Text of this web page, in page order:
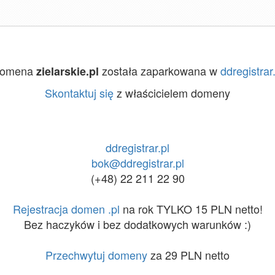
zielarskie.pl została zaparkowana w
Skontaktuj sięz właścicielem domeny
ddregistrar.pl
bok@ddregistrar.pl
(+48) 22 211 22 90
Rejestracja domen .pl na rok TYLKO 15 PLN netto!
Bez haczyków i bez dodatkowych warunków :)
Przechwytuj domenyza 29 PLN netto